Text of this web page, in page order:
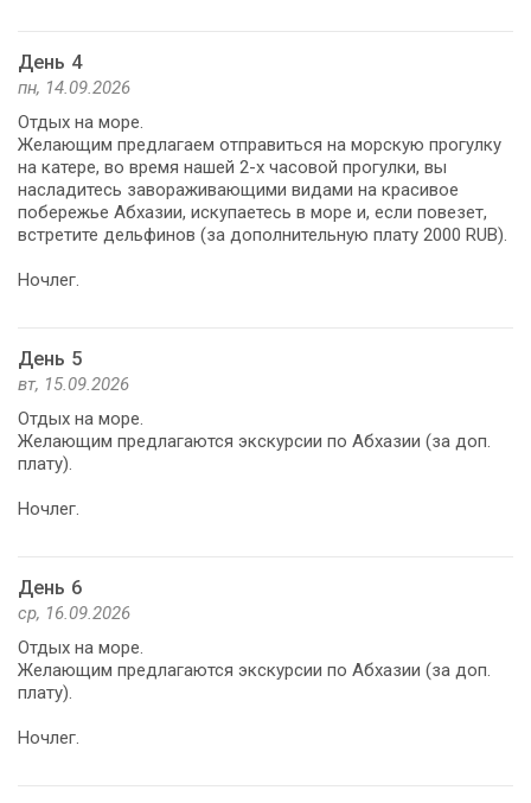
День 4
пн, 14.09.2026
Отдых на море.
Желающим предлагаем отправиться на морскую прогулку
на катере, во время нашей 2-х часовой прогулки, вы
насладитесь завораживающими видами на красивое
побережье Абхазии, искупаетесь в море и, если повезет,
встретите дельфинов (за дополнительную плату 2000 RUB).
Ночлег.
День 5
вт, 15.09.2026
Отдых на море.
Желающим предлагаются экскурсии по Абхазии (за доп.
плату).
Ночлег.
День 6
ср, 16.09.2026
Отдых на море.
Желающим предлагаются экскурсии по Абхазии (за доп.
плату).
Ночлег.